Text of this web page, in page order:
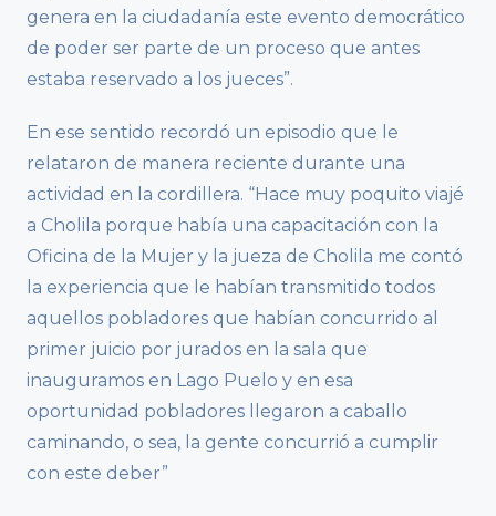
genera en la ciudadanía este evento democrático
de poder ser parte de un proceso que antes
estaba reservado a los jueces”.
En ese sentido recordó un episodio que le
relataron de manera reciente durante una
actividad en la cordillera. “Hace muy poquito viajé
a Cholila porque había una capacitación con la
Oficina de la Mujer y la jueza de Cholila me contó
la experiencia que le habían transmitido todos
aquellos pobladores que habían concurrido al
primer juicio por jurados en la sala que
inauguramos en Lago Puelo y en esa
oportunidad pobladores llegaron a caballo
caminando, o sea, la gente concurrió a cumplir
con este deber”